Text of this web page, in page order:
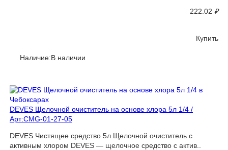
222.02₽
Купить
Наличие:В наличии
DEVES Щелочной очиститель на основе хлора 5л 1/4 /
Арт:CMG-01-27-05
DEVES Чистящее средство 5л Щелочной очиститель с
активным хлором DEVES — щелочное средство с актив..